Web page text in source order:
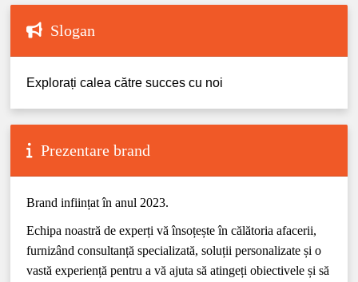
Slogan
Explorați calea către succes cu noi
Prezentare brand
Brand inființat în anul 2023.
Echipa noastră de experți vă însoțește în călătoria afacerii,
furnizând consultanță specializată, soluții personalizate și o
vastă experiență pentru a vă ajuta să atingeți obiectivele și să